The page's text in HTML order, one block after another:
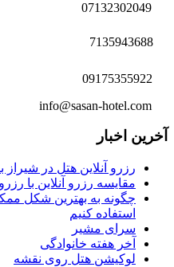
آخرین اخبار
رزرو آنلاین هتل در شیراز
مقایسه رزرو آنلاین با
استفاده کنیم
سرای مشیر
آخر هفته خانوادگی
لوکیشن هتل روی نقشه